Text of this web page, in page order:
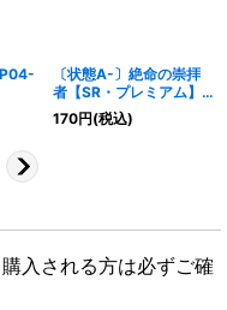
〔状態A-〕絶命の崇拝
者【SR・プレミアム】
{BP15-P02}《エルフ》
170円(税込)
入される方は必ずご確